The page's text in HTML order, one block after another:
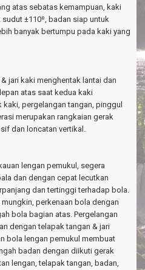
atas sebatas kemampuan, kaki
±110º, badan siap untuk
banyak bertumpu pada kaki yang
jari kaki menghentak lantai dan
atas saat kedua kaki
pergelangan tangan, pinggul
merupakan rangkaian gerak
dan loncatan vertikal.
lengan pemukul, segera
dan dengan cepat lecutkan
dan tertinggi terhadap bola.
perkenaan bola dengan
bola bagian atas. Pergelangan
dengan telapak tangan & jari
bola lengan pemukul membuat
badan dengan diikuti gerak
lengan, telapak tangan, badan,